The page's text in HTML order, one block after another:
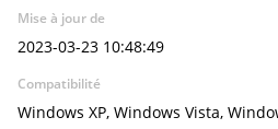
Mise à jour de
2023-03-23 10:48:49
Compatibilité
Windows XP, Windows Vista,